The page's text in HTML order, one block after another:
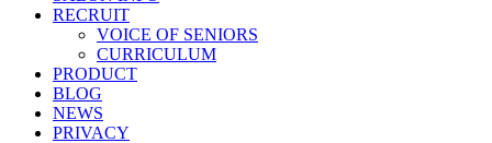
RECRUIT
VOICE OF SENIORS
CURRICULUM
PRODUCT
BLOG
NEWS
PRIVACY